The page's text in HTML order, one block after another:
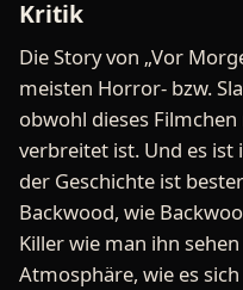
Kritik
Die Story von „Vor
meisten Horror- bzw.
obwohl dieses
verbreitet ist. Und es ist
der Geschichte ist
Backwood, wie
Killer wie man ihn
Atmosphäre, wie es